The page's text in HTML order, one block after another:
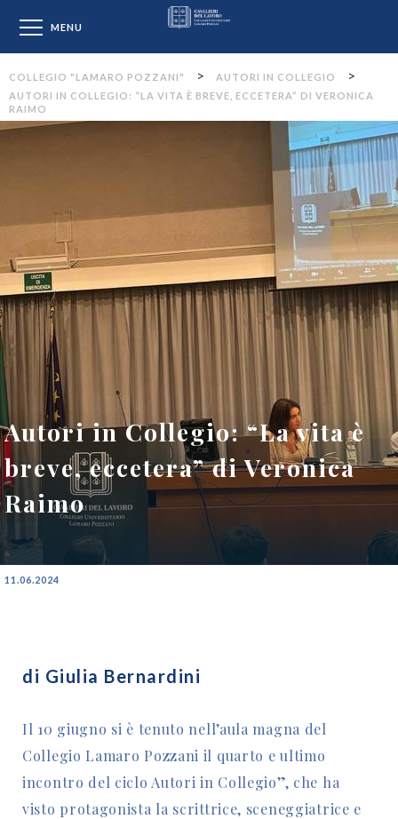
MENU
COLLEGIO "LAMARO POZZANI" > AUTORI IN COLLEGIO >
AUTORI IN COLLEGIO: “LA VITA È BREVE, ECCETERA” DI VERONICA
RAIMO
Autori in Collegio: “La vita è
breve, eccetera” di Veronica
Raimo
11.06.2024
di Giulia Bernardini
Il 10 giugno si è tenuto nell’aula magna del
Collegio Lamaro Pozzani il quarto e ultimo
incontro del ciclo Autori in Collegio”, che ha
visto protagonista la scrittrice, sceneggiatrice e